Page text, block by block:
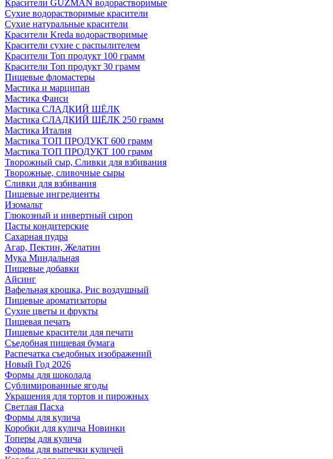
Красители GUZMAN водорастворимые
Сухие водорастворимые красители
Сухие натуральные красители
Красители Kreda водорастворимые
Красители сухие с распылителем
Красители Топ продукт 100 грамм
Красители Топ продукт 30 грамм
Пищевые фломастеры
Мастика и марципан
Мастика Фанси
Мастика СЛАДКИЙ ШЁЛК
Мастика СЛАДКИЙ ШЁЛК 250 грамм
Мастика Италия
Мастика ТОП ПРОДУКТ 600 грамм
Мастика ТОП ПРОДУКТ 100 грамм
Творожный сыр, Сливки для взбивания
Творожные, сливочные сыры
Сливки для взбивания
Пищевые ингредиенты
Изомальт
Глюкозный и инвертный сироп
Пасты кондитерские
Сахарная пудра
Агар, Пектин, Желатин
Мука Миндальная
Пищевые добавки
Айсинг
Вафельная крошка, Рис воздушный
Пищевые ароматизаторы
Сухие цветы и фрукты
Пищевая печать
Пищевые красители для печати
Съедобная пищевая бумага
Распечатка съедобных изображений
Новый Год 2026
Формы для шоколада
Сублимированные ягоды
Украшения для тортов и пирожных
Светлая Пасха
Формы для кулича
Коробки для кулича Новинки
Топеры для кулича
Формы для выпечки куличей